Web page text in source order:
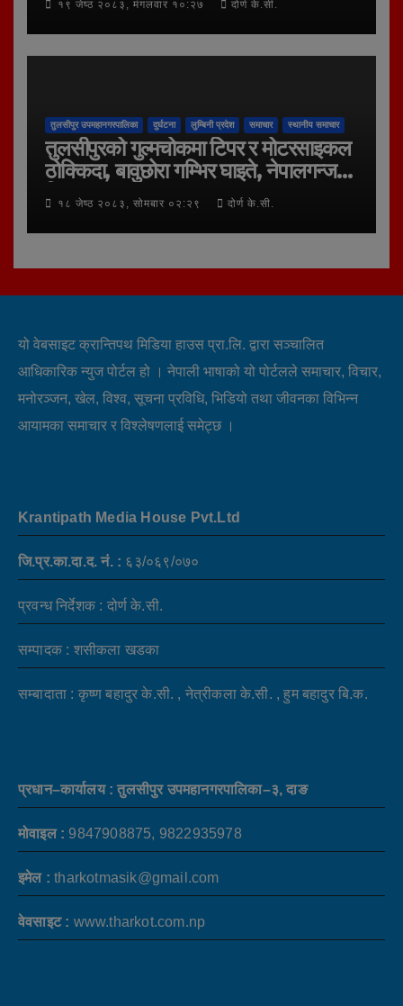
१९ जेष्ठ २०८३, मंगलवार १०:२७ दोर्ण के.सी.
तुलसीपुर उपमहानगरपालिका दुर्घटना लुम्बिनी प्रदेश समाचार स्थानीय समाचार
तुलसीपुरको गुल्मचोकमा टिपर र मोटरसाइकल
ठोक्किदा, बावुछोरा गम्भिर घाइते, नेपालगन्ज
रिफर
१८ जेष्ठ २०८३, सोमबार ०२:२९ दोर्ण के.सी.
यो वेबसाइट क्रान्तिपथ मिडिया हाउस प्रा.लि. द्वारा सञ्चालित
आधिकारिक न्युज पोर्टल हो । नेपाली भाषाको यो पोर्टलले समाचार, विचार,
मनोरञ्जन, खेल, विश्व, सूचना प्रविधि, भिडियो तथा जीवनका विभिन्न
आयामका समाचार र विश्लेषणलाई समेट्छ ।
Krantipath Media House Pvt.Ltd
जि.प्र.का.दा.द. नं. : ६३/०६९/०७०
प्रवन्ध निर्देशक : दोर्ण के.सी.
सम्पादक : शसीकला खडका
सम्बादाता : कृष्ण बहादुर के.सी. , नेत्रीकला के.सी. , हुम बहादुर बि.क.
प्रधान–कार्यालय : तुलसीपुर उपमहानगरपालिका–३, दाङ
मोवाइल : 9847908875, 9822935978
इमेल :tharkotmasik@gmail.com
वेवसाइट : www.tharkot.com.np